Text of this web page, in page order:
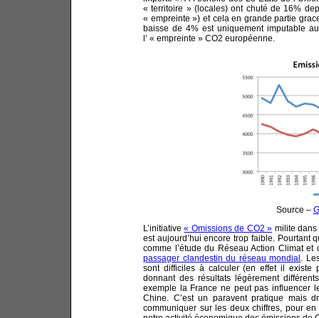
« territoire » (locales) ont chuté de 16%
« empreinte ») et cela en grande partie
baisse de 4% est uniquement imputable
l’ « empreinte » CO2 européenne.
Source –
L’initiative« Omissions de CO2 » milite dans
est aujourd’hui encore trop faible. Pourtant
comme l’étude du Réseau Action Climat
passager clandestin du réseau mondial
.
sont difficiles à calculer (en effet il existe
donnant des résultats légèrement
exemple la France ne peut pas influencer
Chine. C’est un paravent pratique mais
communiquer sur les deux chiffres, pour